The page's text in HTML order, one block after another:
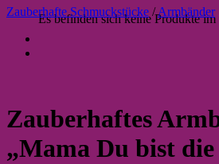
Es befinden sich keine Produkte im
Zauberhafte Schmuckstücke /Armbänder
Zauberhaftes
„Mama Du bist die